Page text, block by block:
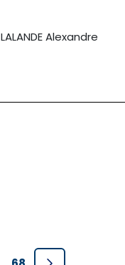
LALANDE Alexandre